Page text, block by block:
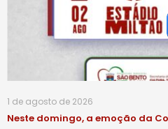
1 de agosto de 2026
Neste domingo, a emoção da